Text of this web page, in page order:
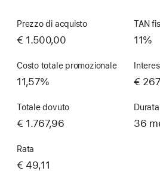
Prezzo di acquisto
€ 1.500,00
TAN
11%
Costo totale promozionale
11,57% €
Totale dovuto
€ 1.767,96
Durata
36
Rata
€ 49,11